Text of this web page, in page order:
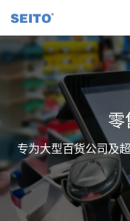
零
专为大型百货公司及